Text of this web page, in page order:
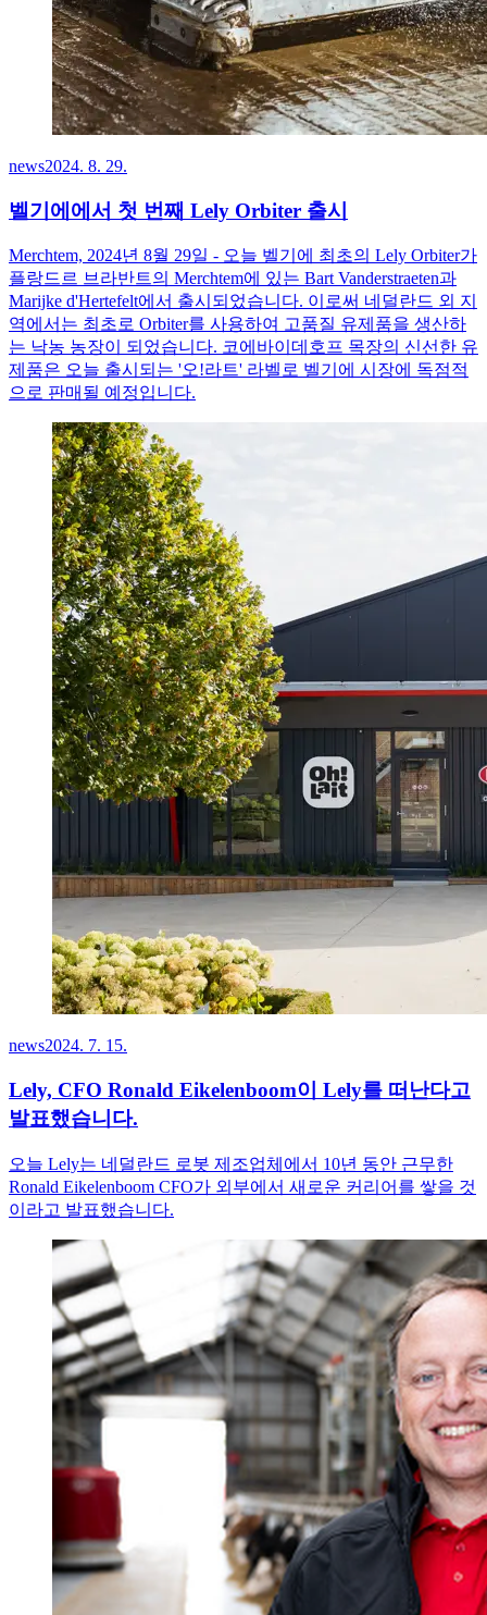
news2024. 8. 29.
벨기에에서 첫 번째 Lely Orbiter 출시
Merchtem, 2024년 8월 29일 - 오늘 벨기에 최초의 Lely Orbiter가
플랑드르 브라반트의 Merchtem에 있는 Bart Vanderstraeten과
Marijke d'Hertefelt에서 출시되었습니다. 이로써 네덜란드 외 지
역에서는 최초로 Orbiter를 사용하여 고품질 유제품을 생산하
는 낙농 농장이 되었습니다. 코에바이데호프 목장의 신선한 유
제품은 오늘 출시되는 '오!라트' 라벨로 벨기에 시장에 독점적
으로 판매될 예정입니다.
news2024. 7. 15.
Lely, CFO Ronald Eikelenboom이 Lely를 떠난다고
발표했습니다.
오늘 Lely는 네덜란드 로봇 제조업체에서 10년 동안 근무한
Ronald Eikelenboom CFO가 외부에서 새로운 커리어를 쌓을 것
이라고 발표했습니다.